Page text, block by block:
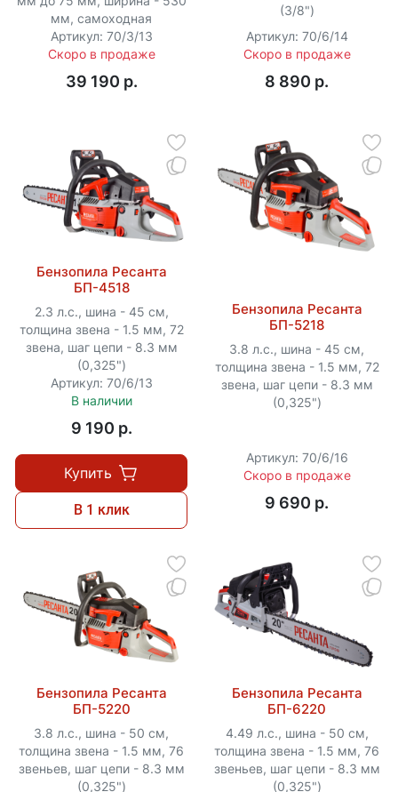
мм, самоходная
Артикул: 70/3/13
Скоро в продаже
39 190 p.
(3/8")
Артикул: 70/6/14
Скоро в продаже
8 890 p.
Бензопила Ресанта
БП-4518
2.3 л.с., шина - 45 см,
толщина звена - 1.5 мм, 72
звена, шаг цепи - 8.3 мм
(0,325")
Артикул: 70/6/13
В наличии
9 190 p.
Купить
В 1 клик
Бензопила Ресанта
БП-5218
3.8 л.с., шина - 45 см,
толщина звена - 1.5 мм, 72
звена, шаг цепи - 8.3 мм
(0,325")
Артикул: 70/6/16
Скоро в продаже
9 690 p.
Бензопила Ресанта
БП-5220
3.8 л.с., шина - 50 см,
толщина звена - 1.5 мм, 76
звеньев, шаг цепи - 8.3 мм
(0,325")
Бензопила Ресанта
БП-6220
4.49 л.с., шина - 50 см,
толщина звена - 1.5 мм, 76
звеньев, шаг цепи - 8.3 мм
(0,325")